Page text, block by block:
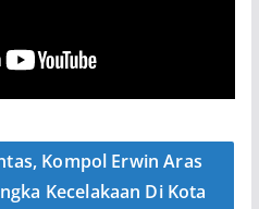
Kompol Erwin Aras
Kecelakaan Di Kota